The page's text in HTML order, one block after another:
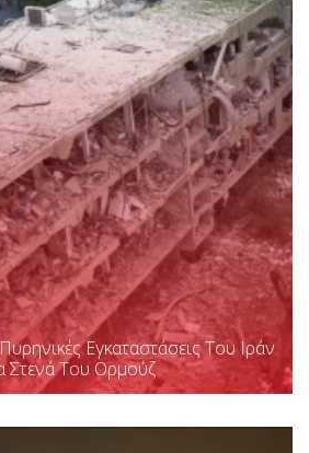
Εγκαταστάσεις Του Ιράν
Στενά Του Ορμούζ